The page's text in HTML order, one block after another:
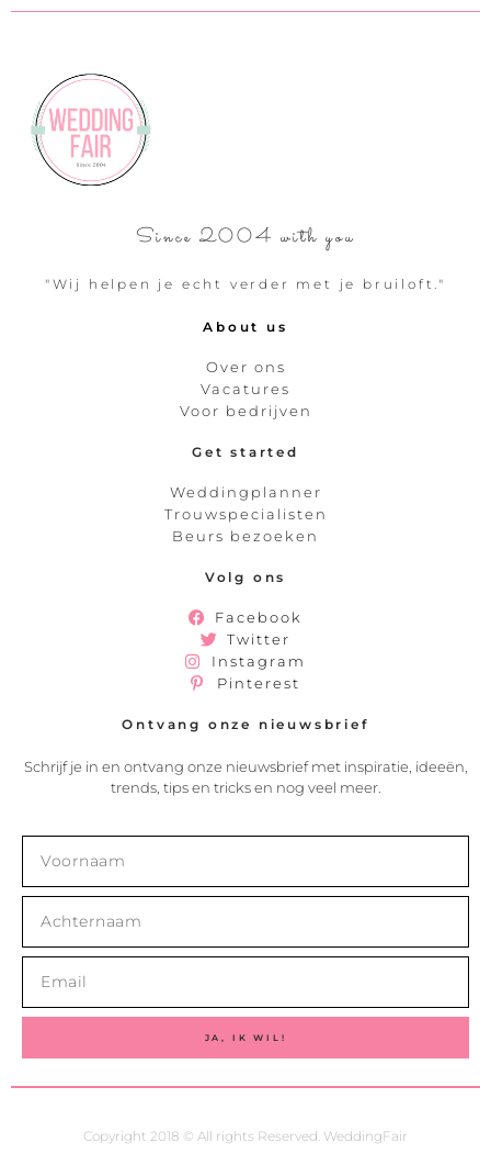
Since 2004 with you
"Wij helpen je echt verder met je bruiloft."
About us
Over ons
Vacatures
Voor bedrijven
Get started
Weddingplanner
Trouwspecialisten
Beurs bezoeken
Volg ons
Facebook
Twitter
Instagram
Pinterest
Ontvang onze nieuwsbrief
Schrijf je in en ontvang onze nieuwsbrief met inspiratie, ideeën,
trends, tips en tricks en nog veel meer.
JA, IK WIL!
Copyright 2018 © All rights Reserved. WeddingFair